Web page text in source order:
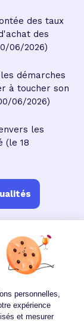
des taux
des
06/2026)
démarches
à toucher son
06/2026)
les
(le 18
avant de